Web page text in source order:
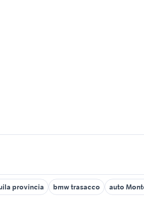
provincia bmw trasacco auto